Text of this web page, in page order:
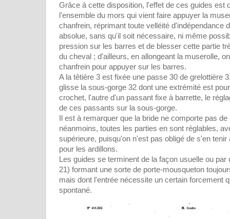
Grâce à cette disposition, l'effet de ces guides est
l'ensemble du mors qui vient faire appuyer la
chanfrein, réprimant toute velléité d'indépendance
absolue, sans qu'il soit nécessaire, ni même
pression sur les barres et de blesser cette partie
du cheval ; d'ailleurs, en allongeant la muserolle,
chanfrein pour appuyer sur les barres.
A la têtière 3 est fixée une passe 30 de grelottière
glisse la sous-gorge 32 dont une extrémité est
crochet, l'autre d'un passant fixe à barrette, le
de ces passants sur la sous-gorge.
Il est à remarquer que la bride ne comporte pas
néanmoins, toutes les parties en sont réglables,
supérieure, puisqu'on n'est pas obligé de s'en
pour les ardillons.
Les guides se terminent de la façon usuelle ou
21) formant une sorte de porte-mousqueton
mais dont l'entrée nécessite un certain forcement
spontané.